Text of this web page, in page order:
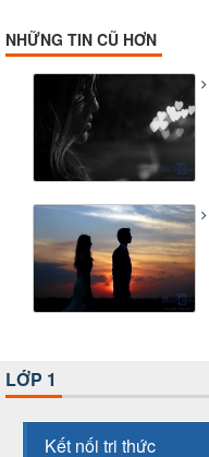
NHỮNG TIN CŨ HƠN
LỚP 1
Kết nối tri thức